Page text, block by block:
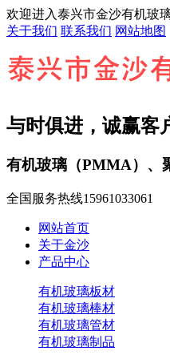
欢迎进入泰兴市金沙有机玻
关于我们 联系我们 网站地图
与时俱进，诚赢客
有机玻璃（PMMA）、
全国服务热线15961033061
网站首页
关于金沙
产品中心
有机玻璃板材
有机玻璃棒材
有机玻璃管材
有机玻璃制品